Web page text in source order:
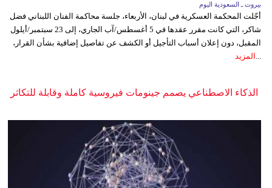
بيروت ـ السعودية اليوم
أجّلت المحكمة العسكرية في لبنان، الأربعاء، جلسة محاكمة الفنان اللبناني فضل
شاكر، التي كانت مقرر عقدها في 5 أغسطس/آب الجاري، إلى 23 سبتمبر/أيلول
المقبل، دون إعلان أسباب التأجيل أو الكشف عن تفاصيل إضافية بشأن القرار،
المزيد
الذكاء الاصطناعي يصمم جينومات فيروسية كاملة وقابلة للتكاثر